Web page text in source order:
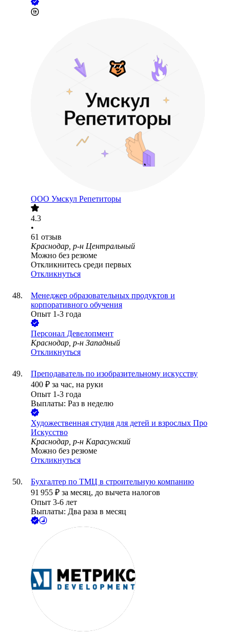
ООО Умскул Репетиторы
4.3
•
61 отзыв
Краснодар, р-н Центральный
Можно без резюме
Откликнитесь среди первых
Откликнуться
Менеджер образовательных продуктов и
корпоративного обучения
Опыт 1-3 года
Персонал Девелопмент
Краснодар, р-н Западный
Откликнуться
Преподаватель по изобразительному искусству
400 ₽ за час, на руки
Опыт 1-3 года
Выплаты: Раз в неделю
Художественная студия для детей и взрослых Про
Искусство
Краснодар, р-н Карасунский
Можно без резюме
Откликнуться
Бухгалтер по ТМЦ в строительную компанию
91 955 ₽ за месяц, до вычета налогов
Опыт 3-6 лет
Выплаты: Два раза в месяц